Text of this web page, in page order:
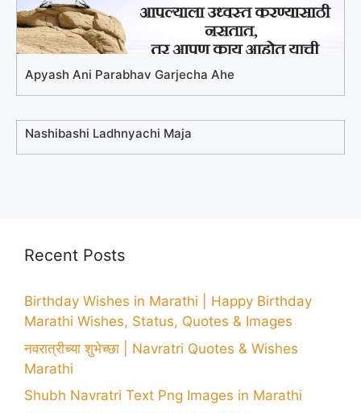
Apyash Ani Parabhav Garjecha Ahe
Nashibashi Ladhnyachi Maja
Recent Posts
Birthday Wishes in Marathi | Happy Birthday
Marathi Wishes, Status, Quotes & Images
नवरात्रीच्या शुभेच्छा | Navratri Quotes & Wishes
Marathi
Shubh Navratri Text Png Images in Marathi